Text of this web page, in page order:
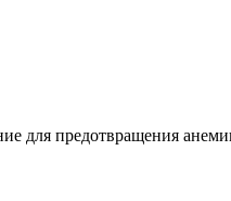
для предотвращения